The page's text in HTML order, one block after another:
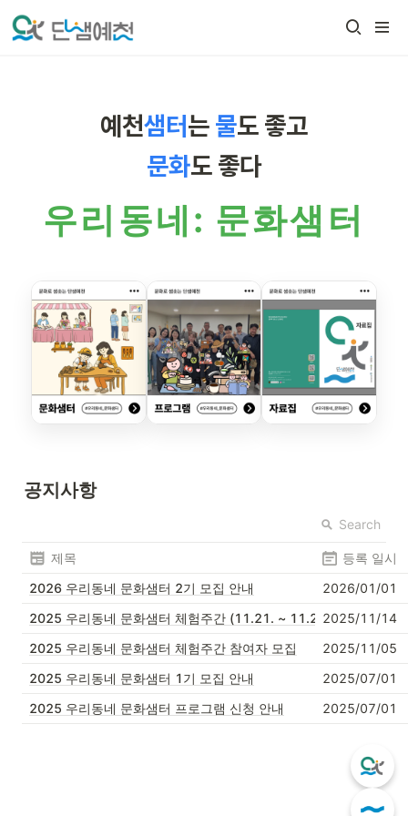
예천샘터는 물도 좋고
문화도 좋다
우리 동네: 문화샘 터
공지사항
Search
제목
등록 일시
2026 우리동네 문화샘터 2기 모집 안내
2026/01/01
2025 우리동네 문화샘터 체험주간 (11.21. ~ 11.23.)2025/11/14
2025 우리동네 문화샘터 체험주간 참여자 모집
2025/11/05
2025 우리동네 문화샘터 1기 모집 안내
2025/07/01
2025 우리동네 문화샘터 프로그램 신청 안내
2025/07/01